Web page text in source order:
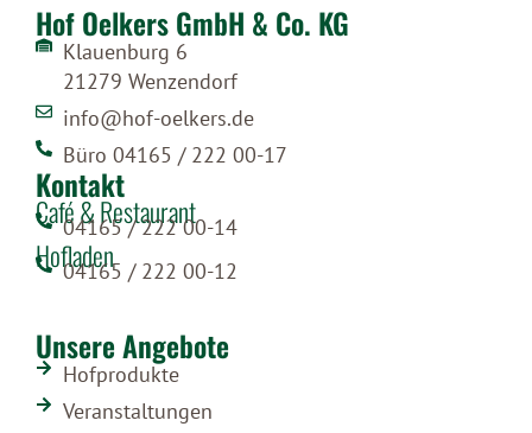
Hof Oelkers GmbH & Co. KG
Klauenburg 6
21279 Wenzendorf
info@hof-oelkers.de
Büro 04165 / 222 00-17
Kontakt
Café & Restaurant
04165 / 222 00-14
Hofladen
04165 / 222 00-12
Unsere Angebote
Hofprodukte
Veranstaltungen